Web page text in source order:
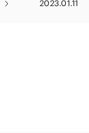
2023.01.11